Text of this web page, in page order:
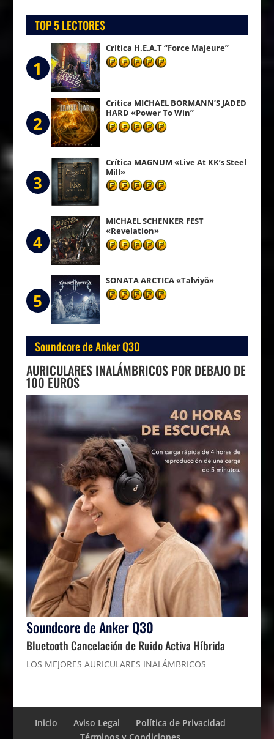
hasta
3,00€
TOP 5 LECTORES
1
Crítica H.E.A.T “Force Majeure”
2
Crítica MICHAEL BORMANN’S JADED
HARD «Power To Win”
3
Crítica MAGNUM «Live At KK’s Steel
Mill»
4
MICHAEL SCHENKER FEST
«Revelation»
5
SONATA ARCTICA «Talviyö»
Soundcore de Anker Q30
AURICULARES INALÁMBRICOS POR DEBAJO DE
100 EUROS
Soundcore de Anker Q30
Bluetooth Cancelación de Ruido Activa Híbrida
LOS MEJORES AURICULARES INALÁMBRICOS
Inicio Aviso Legal
Política de Privacidad